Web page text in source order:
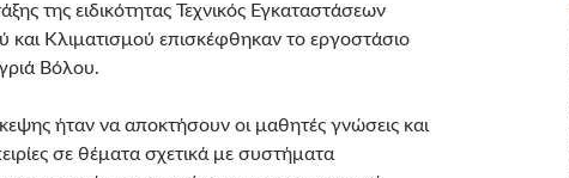
της ειδικότητας Τεχνικός Εγκαταστάσεων
και Κλιματισμού επισκέφθηκαν το εργοστάσιο
Βόλου.
ήταν να αποκτήσουν οι μαθητές γνώσεις και
σε θέματα σχετικά με συστήματα